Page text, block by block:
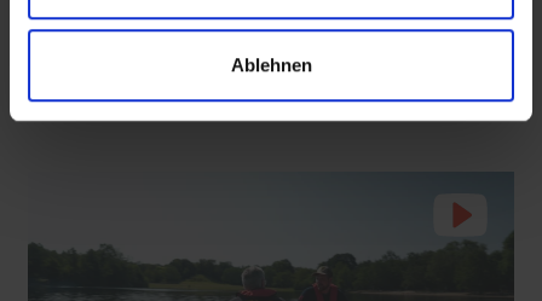
Ablehnen
Ernstfall Nachhaltige Geldanlage: Rendite mit gutem Gewissen?